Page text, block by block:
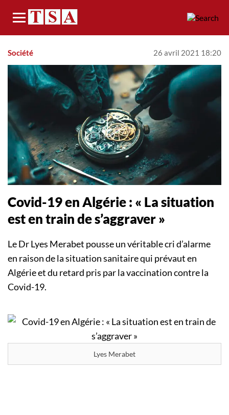
Menu
Société 26 avril 2021 18:20
Covid-19 en Algérie : « La situation
est en train de s’aggraver »
Le Dr Lyes Merabet pousse un véritable cri d’alarme
en raison de la situation sanitaire qui prévaut en
Algérie et du retard pris par la vaccination contre la
Covid-19.
Lyes Merabet